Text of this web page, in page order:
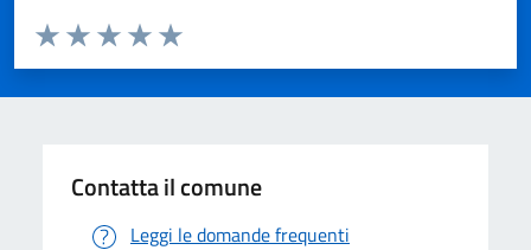
Valuta da 1 a 5 stelle la pagina
Valuta 5 stelle su 5
Valuta 4 stelle su 5
Valuta 3 stelle su 5
Valuta 2 stelle su 5
Valuta 1 stelle su 5
Contatta il comune
Leggi le domande frequenti